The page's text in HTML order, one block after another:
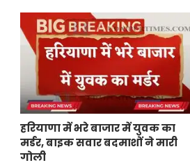
हरियाणा में भरे बाजार में युवक का
मर्डर, बाइक सवार बदमाशों ने मारी
गोली